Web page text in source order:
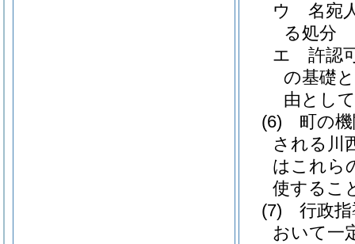
ウ
名宛
る処分
エ
許認
の基礎
由とし
(6)
町の
される川
はこれら
使するこ
(7)
行政
おいて一